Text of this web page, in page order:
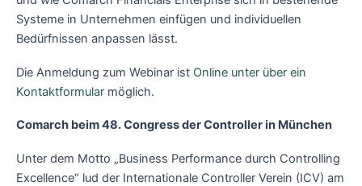
Systeme in Unternehmen einfügen und individuellen
Bedürfnissen anpassen lässt.
Die Anmeldung zum Webinar ist Online unter über ein
Kontaktformular möglich.
Comarch beim 48. Congress der Controller in München
Unter dem Motto „Business Performance durch Controlling
Excellence“ lud der Internationale Controller Verein (ICV) am